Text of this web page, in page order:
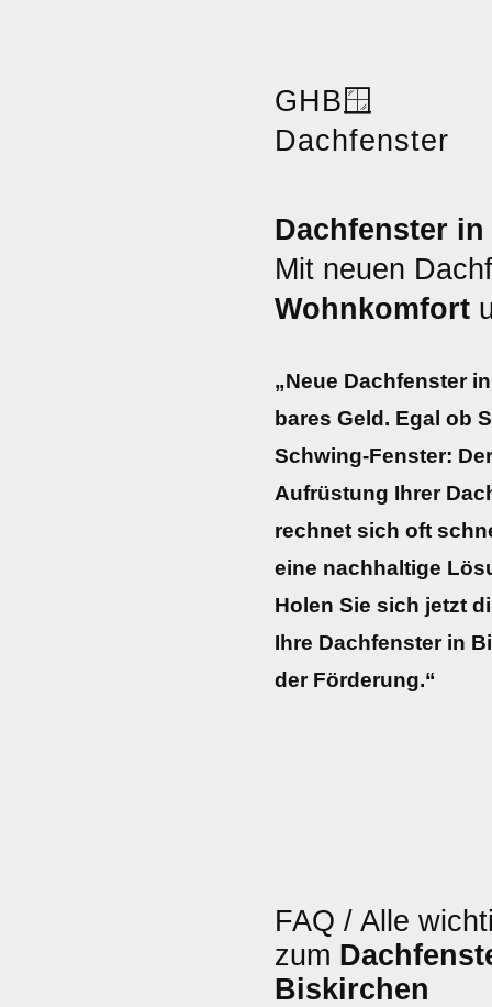
GHB 🪟
Dachfenster
Dachfenster
Mit neuen
Wohnkomfort
„Neue Dachfenster
bares Geld. Egal ob
Schwing-Fenster:
Aufrüstung Ihrer
rechnet sich oft
eine nachhaltige
Holen Sie sich jetzt
Ihre Dachfenster in
der Förderung.“
FAQ / Alle
zum
Biskirchen